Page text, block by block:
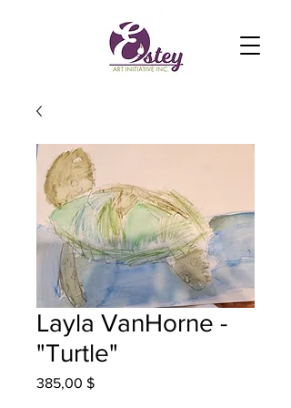
Layla VanHorne -
"Turtle"
385,00 $Prix